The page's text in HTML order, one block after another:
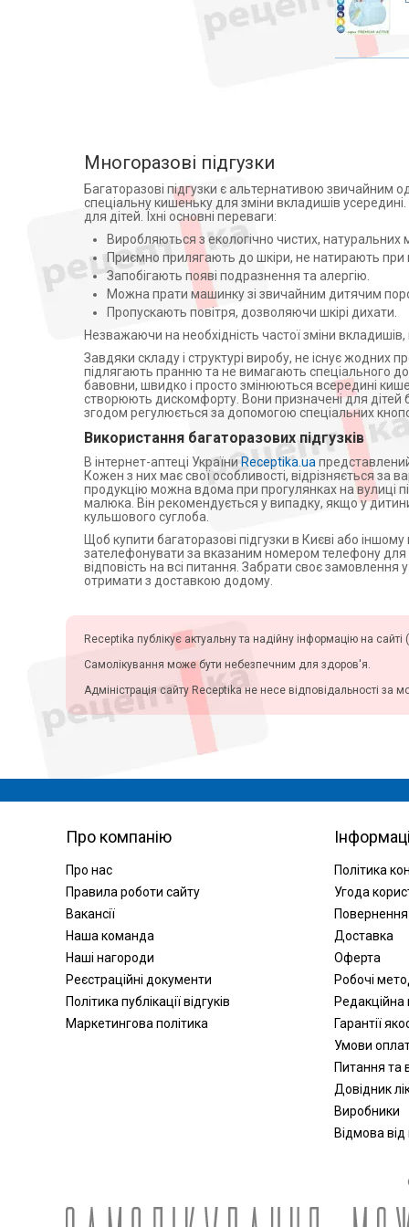
Алкотестери (алкометри)
Фізіотерапія
Апарати для електротерапії
Активатори води
Апарати для обличчя
Віброакустичні апарати
Партнерська програма
дозиметри
Стерилізація
Апатари Самоздрав
Центрифуги
Допплери
Аспіратори
Слухові апарати
Косметичні прилади
Пульсоксиметри
Іригатори
Офтальмологічні вироби
Многоразові підгузки
Багаторазові підгузки є альтернативою звичайним
спеціальну кишеньку для зміни вкладишів
для дітей. Їхні основні переваги:
Виробляються з екологічно чистих, натуральних
Приємно прилягають до шкіри, не натирають при
Запобігають появі подразнення та алергію.
Можна прати машинку зі звичайним дитячим
Пропускають повітря, дозволяючи шкірі дихати.
Незважаючи на необхідність частої зміни
Завдяки складу і структурі виробу, не існує жодних
підлягають пранню та не вимагають спеціального
бавовни, швидко і просто змінюються всередині
створюють дискомфорту. Вони призначені для дітей
згодом регулюється за допомогою спеціальних
Використання багаторазових підгузків
В інтернет-аптеці УкраїниReceptika.ua
Кожен з них має свої особливості, відрізняється за
продукцію можна вдома при прогулянках на вулиці
малюка. Він рекомендується у випадку, якщо у
кульшового суглоба.
Щоб купити багаторазові підгузки в Києві або
зателефонувати за вказаним номером телефону для
відповість на всі питання. Забрати своє замовлення
отримати з доставкою додому.
Receptika публікує актуальну та надійну інформацію на
Самолікування може бути небезпечним для здоров'я.
Адміністрація сайту Receptika не несе відповідальності за
Про компанію
Про нас
Правила роботи сайту
Вакансії
Наша команда
Наші нагороди
Реєстраційні документи
Політика публікації відгуків
Маркетингова політика
Політика
Угода
Повернення
Доставка
Оферта
Робочі
Редакційна
Гарантії
Умови
Питання та
Довідник
Виробники
Відмова